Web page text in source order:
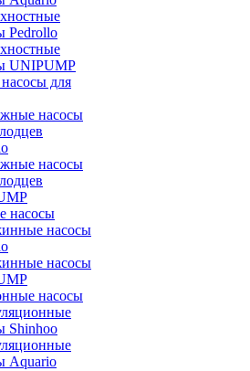
Pedrollo
UNIPUMP
для
насосы
насосы
насосы
насосы
насосы
насосы
Shinhoo
Aquario